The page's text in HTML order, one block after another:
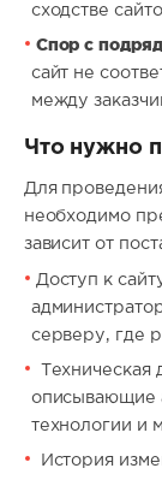
сходстве
Спор с
сайт не
между
Что нужно
Для
необходимо
зависит от
Доступ к
серверу, где
Техническая
описывающие
технологии и
История